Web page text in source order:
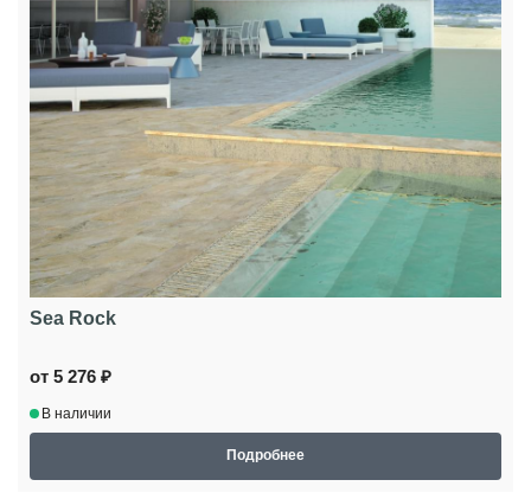
Sea Rock
от 5 276 ₽
В наличии
Подробнее